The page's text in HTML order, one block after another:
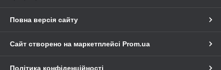
Повна версія сайту
Сайт створено на маркетплейсі Prom.ua
Політика конфіденційності